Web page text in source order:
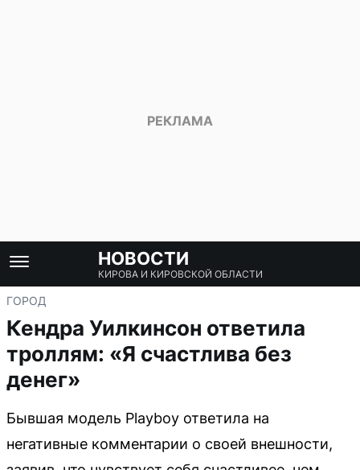
НОВОСТИ
КИРОВА И КИРОВСКОЙ ОБЛАСТИ
ГОРОД
Кендра Уилкинсон ответила
троллям: «Я счастлива без
денег»
Бывшая модель Playboy ответила на
негативные комментарии о своей внешности,